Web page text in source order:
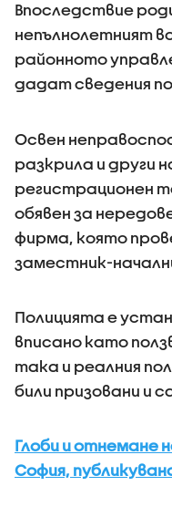
Впоследствие
непълнолетният
районното
дадат сведения по
Освен
разкрила и други
регистрационен
обявен за
фирма, която
заместник-
Полицията е
вписано като
така и реалния
били призовани и
Глоби и отнемане
София,